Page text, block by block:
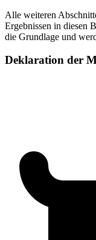
Alle weiteren
Ergebnissen in diesen
die Grundlage und
Deklaration der